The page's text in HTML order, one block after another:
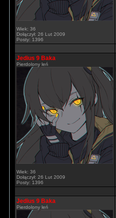
Wiek: 36
Dołączył: 26 Lut 2009
Posty: 1396
Jedius 9 Baka
Pierdolony leń
Wiek: 36
Dołączył: 26 Lut 2009
Posty: 1396
Jedius 9 Baka
Pierdolony leń